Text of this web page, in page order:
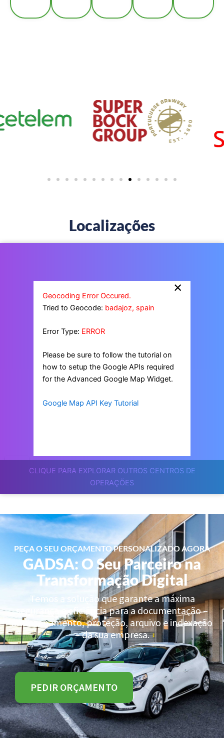
Localizações
CLIQUE PARA EXPLORAR OUTROS CENTROS DE
OPERAÇÕES
×
Geocoding Error Occured.
Tried to Geocode: badajoz, spain
Error Type: ERROR
Please be sure to follow the tutorial on
how to setup the Google APIs required
for the Advanced Google Map Widget.
Google Map API Key Tutorial
PEÇA O SEU ORÇAMENTO PERSONALIZADO AGORA
GADSA: O Seu Parceiro na
Transformação Digital
Temos a solução que garante a máxima
segurança e eficiência para a documentação –
armazenamento, proteção, arquivo e indexação
– da sua empresa.
PEDIR ORÇAMENTO